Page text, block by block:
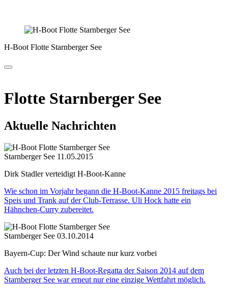
H-Boot Flotte Starnberger See
Flotte Starnberger See
Aktuelle Nachrichten
Starnberger See 11.05.2015
Dirk Stadler verteidigt H-Boot-Kanne
Wie schon im Vorjahr begann die H-Boot-Kanne 2015 freitags bei
Speis und Trank auf der Club-Terrasse. Uli Hock hatte ein
Hähnchen-Curry zubereitet.
Starnberger See 03.10.2014
Bayern-Cup: Der Wind schaute nur kurz vorbei
Auch bei der letzten H-Boot-Regatta der Saison 2014 auf dem
Starnberger See war erneut nur eine einzige Wettfahrt möglich.